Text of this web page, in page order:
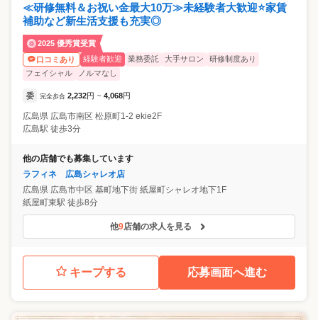
≪研修無料＆お祝い金最大10万≫未経験者大歓迎⭐家賃
補助など新生活支援も充実◎
2025 優秀賞受賞
口コミあり
経験者歓迎 業務委託 大手サロン
研修制度あり
フェイシャル
ノルマなし
委 完全歩合 2,232円 ~ 4,068円
広島県 広島市南区 松原町1-2 ekie2F
広島駅 徒歩3分
他の店舗でも募集しています
ラフィネ 広島シャレオ店
広島県 広島市中区 基町地下街 紙屋町シャレオ地下1F
紙屋町東駅 徒歩8分
他9店舗の求人を見る
キープする 応募画面へ進む